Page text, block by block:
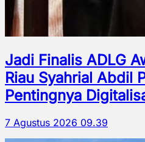
Jadi Finalis ADLG
Riau Syahrial Abdil
Pentingnya
7 Agustus 2026 09.39